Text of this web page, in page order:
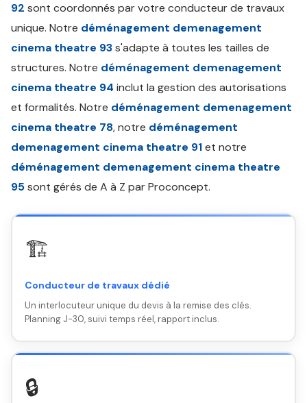
92 sont coordonnés par votre conducteur de travaux
unique. Notre déménagement demenagement
cinema theatre 93s'adapte à toutes les tailles de
structures. Notre déménagement demenagement
cinema theatre 94 inclut la gestion des autorisations
et formalités. Notre déménagement demenagement
cinema theatre 78, notre déménagement
demenagement cinema theatre 91et notre
déménagement demenagement cinema theatre
95sont gérés de A à Z par Proconcept.
🏗️
Conducteur de travaux dédié
Un interlocuteur unique du devis à la remise des clés.
Planning J-30, suivi temps réel, rapport inclus.
🔒